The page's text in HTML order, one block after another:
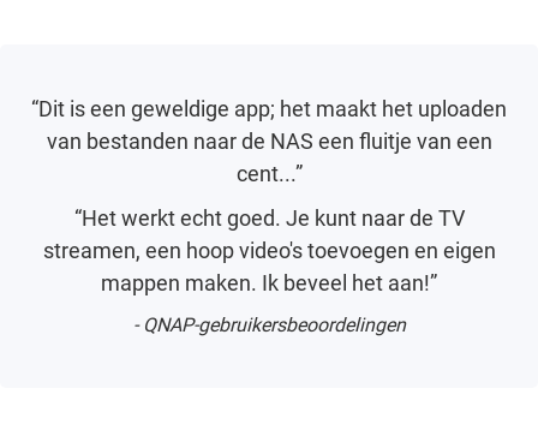
“Dit is een geweldige app; het maakt het uploaden
van bestanden naar de NAS een fluitje van een
cent...”
“Het werkt echt goed. Je kunt naar de TV
streamen, een hoop video's toevoegen en eigen
mappen maken. Ik beveel het aan!”
- QNAP-gebruikersbeoordelingen